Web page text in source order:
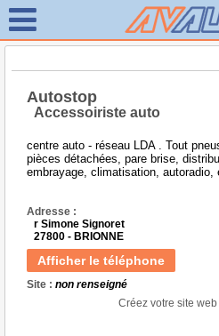
Autostop
Accessoiriste auto
centre auto - réseau LDA . Tout
pièces détachées, pare brise,
embrayage, climatisation, autoradio,
Adresse :
r Simone Signoret
27800 - BRIONNE
Afficher le téléphone
Site : non renseigné
Créez votre site web